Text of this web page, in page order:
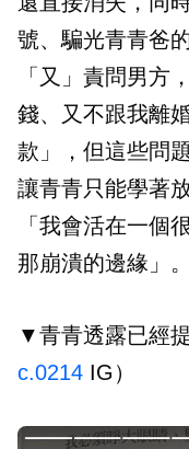
號、騙光青青爸
「又」責問男方
錢、又不跟我離
款」，但這些問
讓青青只能學著
「我會活在一個
那崩潰的邊緣」。
▼青青透露已經
c.0214 IG）